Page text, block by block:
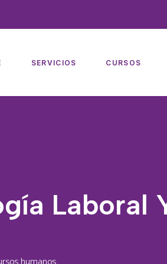
SERVICIOS CURSOS
Laboral